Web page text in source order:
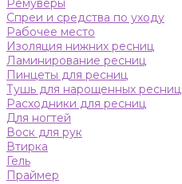
Ремуверы
Спреи и средства по уходу
Рабочее место
Изоляция нижних ресниц
Ламинирование ресниц
Пинцеты для ресниц
Тушь для нарощенных ресниц
Расходники для ресниц
Для ногтей
Воск для рук
Втирка
Гель
Праймер